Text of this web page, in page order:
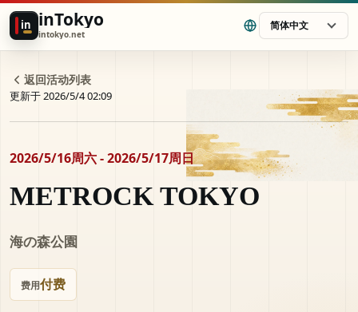
in inTokyo
intokyo.net
简体中文
返回活动列表
更新于 2026/5/4 02:09
2026/5/16周六 - 2026/5/17周日
METROCK TOKYO
海の森公園
费用付费